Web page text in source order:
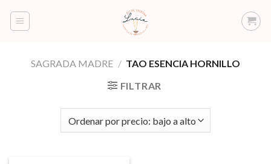
SAGRADA MADRE / TAO ESENCIA HORNILLO
FILTRAR